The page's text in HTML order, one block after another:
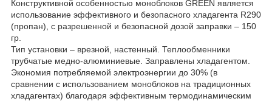
Конструктивной особенностью моноблоков GREEN является
использование эффективного и безопасного хладагента R290
(пропан), с разрешенной и безопасной дозой заправки – 150
гр.
Тип установки – врезной, настенный. Теплообменники
трубчатые медно-алюминиевые. Заправлены хладагентом.
Экономия потребляемой электроэнергии до 30% (в
сравнении с использованием моноблоков на традиционных
хладагентах) благодаря эффективным термодинамическим